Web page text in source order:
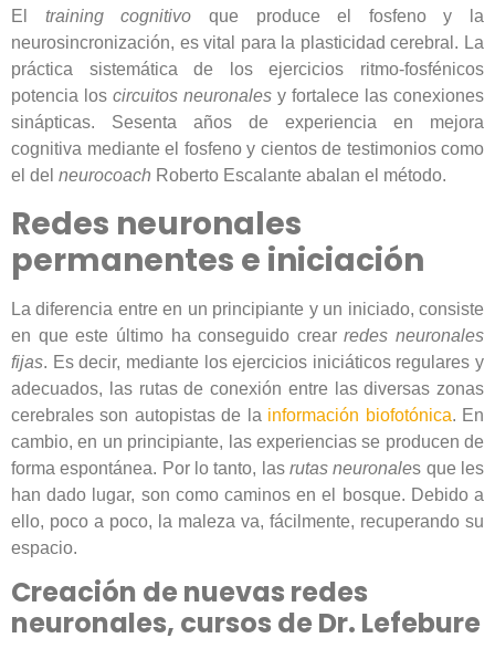
El training cognitivo que produce el fosfeno y la
neurosincronización, es vital para la plasticidad cerebral. La
práctica sistemática de los ejercicios ritmo-fosfénicos
potencia los circuitos neuronales y fortalece las conexiones
sinápticas. Sesenta años de experiencia en mejora
cognitiva mediante el fosfeno y cientos de testimonios como
el del neurocoach Roberto Escalante abalan el método.
Redes neuronales
permanentes e iniciación
La diferencia entre en un principiante y un iniciado, consiste
en que este último ha conseguido crearredes neuronales
fijas. Es decir, mediante los ejercicios iniciáticos regulares y
adecuados, las rutas de conexión entre las diversas zonas
cerebrales son autopistas de la información biofotónica. En
cambio, en un principiante, las experiencias se producen de
forma espontánea. Por lo tanto, las rutas neuronales que les
han dado lugar, son como caminos en el bosque. Debido a
ello, poco a poco, la maleza va, fácilmente, recuperando su
espacio.
Creación de nuevas redes
neuronales, cursos de Dr. Lefebure